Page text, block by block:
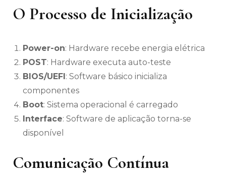
O Processo de Inicialização
Power-on: Hardware recebe energia elétrica
POST: Hardware executa auto-teste
BIOS/UEFI: Software básico inicializa
componentes
Boot: Sistema operacional é carregado
Interface: Software de aplicação torna-se
disponível
Comunicação Contínua